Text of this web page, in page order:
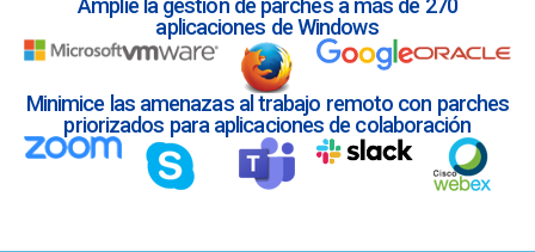
Amplíe la gestión de parches a más de 270
aplicaciones de Windows
Minimice las amenazas al trabajo remoto con parches
priorizados para aplicaciones de colaboración